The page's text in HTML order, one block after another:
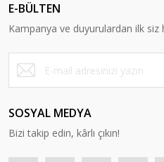
E-BÜLTEN
Kampanya ve duyurulardan ilk siz
SOSYAL MEDYA
Bizi takip edin, kârlı çıkın!